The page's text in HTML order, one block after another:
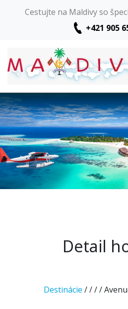
Cestujte na Maldivy so
+421 905
Detail
Destinácie ////